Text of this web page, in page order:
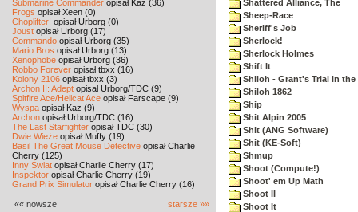
Submarine Commander opisał Kaz (36)
Frogs opisał Xeen (0)
Choplifter! opisał Urborg (0)
Joust opisał Urborg (17)
Commando opisał Urborg (35)
Mario Bros opisał Urborg (13)
Xenophobe opisał Urborg (36)
Robbo Forever opisał tbxx (16)
Kolony 2106 opisał tbxx (3)
Archon II: Adept opisał Urborg/TDC (9)
Spitfire Ace/Hellcat Ace opisał Farscape (9)
Wyspa opisał Kaz (9)
Archon opisał Urborg/TDC (16)
The Last Starfighter opisał TDC (30)
Dwie Wieże opisał Muffy (19)
Basil The Great Mouse Detective opisał Charlie
Cherry (125)
Inny Świat opisał Charlie Cherry (17)
Inspektor opisał Charlie Cherry (19)
Grand Prix Simulator opisał Charlie Cherry (16)
«« nowsze starsze »»
Shattered Alliance, The
Sheep-Race
Sheriff's Job
Sherlock!
Sherlock Holmes
Shift It
Shiloh - Grant's Trial in the
Shiloh 1862
Ship
Shit Alpin 2005
Shit (ANG Software)
Shit (KE-Soft)
Shmup
Shoot (Compute!)
Shoot' em Up Math
Shoot II
Shoot It